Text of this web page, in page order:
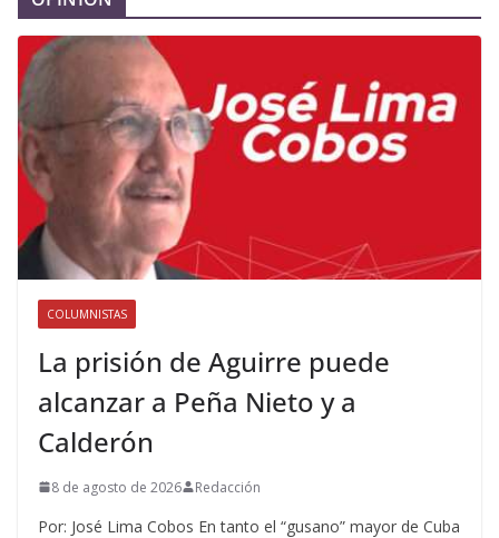
COLUMNISTAS
La prisión de Aguirre puede
alcanzar a Peña Nieto y a
Calderón
8 de agosto de 2026 Redacción
Por: José Lima Cobos En tanto el “gusano” mayor de Cuba